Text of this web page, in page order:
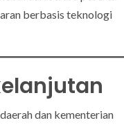
berbasis teknologi
dan kementerian